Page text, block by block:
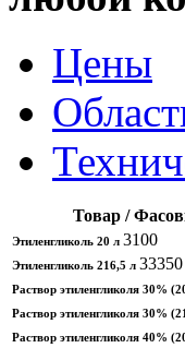
Цены
Товар /
Этиленгликоль 20 л 3100
Этиленгликоль 216,5 л 33350
Раствор этиленгликоля 30%
Раствор этиленгликоля 30%
Раствор этиленгликоля 40%